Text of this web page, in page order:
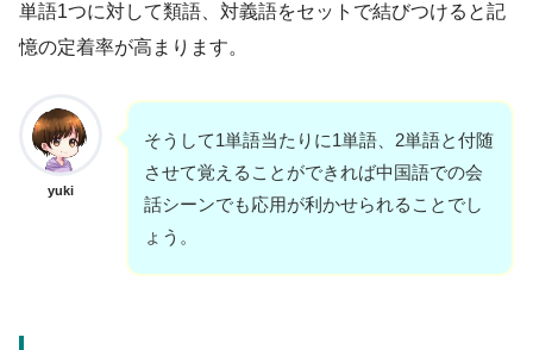
単語1つに対して類語、対義語をセットで結びつけると記
憶の定着率が高まります。
yuki
そうして1単語当たりに1単語、2単語と付随
させて覚えることができれば中国語での会
話シーンでも応用が利かせられることでし
ょう。